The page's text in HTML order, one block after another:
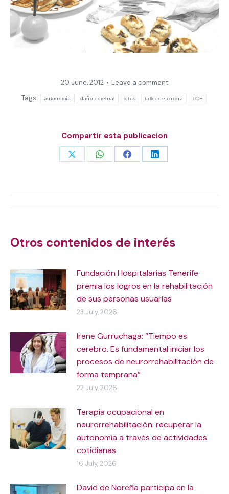
20 June, 2012
Leave a comment
Tags:
autonomía daño cerebral ictus taller de cocina TCE
Compartir esta publicacion
Share Share Share Share
Otros contenidos de interés
Fundación Hospitalarias Tenerife
premia los logros en la rehabilitación
de sus personas usuarias
23 July, 2026
Irene Gurruchaga: “Tiempo es
cerebro. Es fundamental iniciar los
procesos de neurorrehabilitación de
forma temprana”
22 July, 2026
Terapia ocupacional en
neurorrehabilitación: recuperar la
autonomía a través de actividades
cotidianas
16 July, 2026
David de Noreña participa en la